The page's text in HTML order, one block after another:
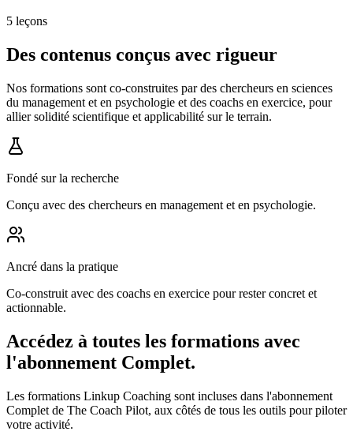
5 leçons
Des contenus conçus avec rigueur
Nos formations sont co-construites par des chercheurs en sciences
du management et en psychologie et des coachs en exercice, pour
allier solidité scientifique et applicabilité sur le terrain.
Fondé sur la recherche
Conçu avec des chercheurs en management et en psychologie.
Ancré dans la pratique
Co-construit avec des coachs en exercice pour rester concret et
actionnable.
Accédez à toutes les formations avec
l'abonnement Complet.
Les formations Linkup Coaching sont incluses dans l'abonnement
Complet de The Coach Pilot, aux côtés de tous les outils pour piloter
votre activité.